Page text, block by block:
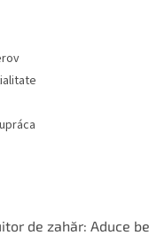
de zahăr: Aduce